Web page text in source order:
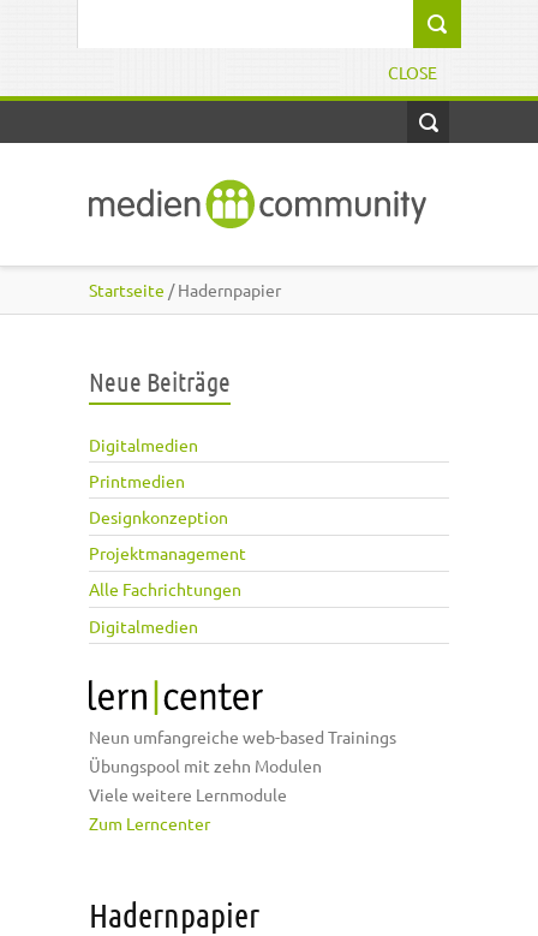
CLOSE
Startseite / Hadernpapier
Neue Beiträge
Digitalmedien
Printmedien
Designkonzeption
Projektmanagement
Alle Fachrichtungen
Digitalmedien
Neun umfangreiche web-based Trainings
Übungspool mit zehn Modulen
Viele weitere Lernmodule
Zum Lerncenter
Hadernpapier